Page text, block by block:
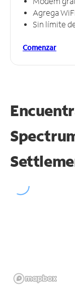
Agrega
Sin límite
Comenzar